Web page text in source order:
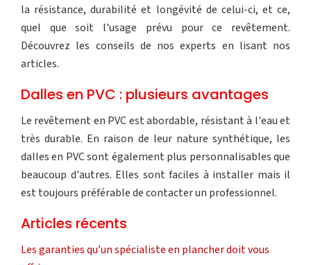
la résistance, durabilité et longévité de celui-ci, et ce,
quel que soit l'usage prévu pour ce revêtement.
Découvrez les conseils de nos experts en lisant nos
articles.
Dalles en PVC : plusieurs avantages
Le revêtement en PVC est abordable, résistant à l'eau et
très durable. En raison de leur nature synthétique, les
dalles en PVC sont également plus personnalisables que
beaucoup d'autres. Elles sont faciles à installer mais il
est toujours préférable de contacter un professionnel.
Articles récents
Les garanties qu’un spécialiste en plancher doit vous